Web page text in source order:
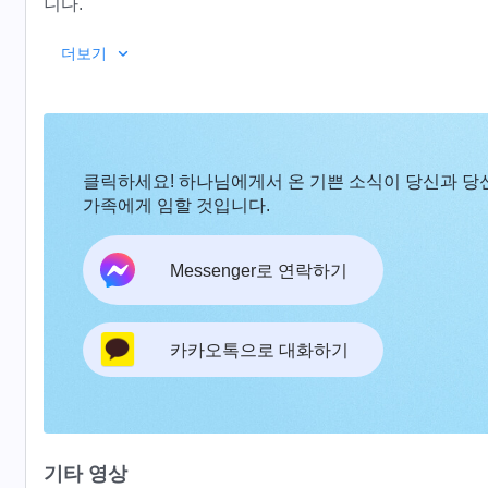
니다.
더보기
클릭하세요! 하나님에게서 온 기쁜 소식이 당신과 당
가족에게 임할 것입니다.
Messenger로 연락하기
카카오톡으로 대화하기
기타 영상